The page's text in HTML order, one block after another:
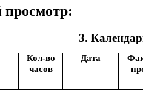
Кол-во
часов
Дата